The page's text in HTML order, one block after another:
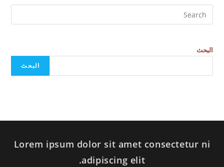
البحث
البحث
Lorem ipsum dolor sit amet consectetur ni
adipiscing elit.